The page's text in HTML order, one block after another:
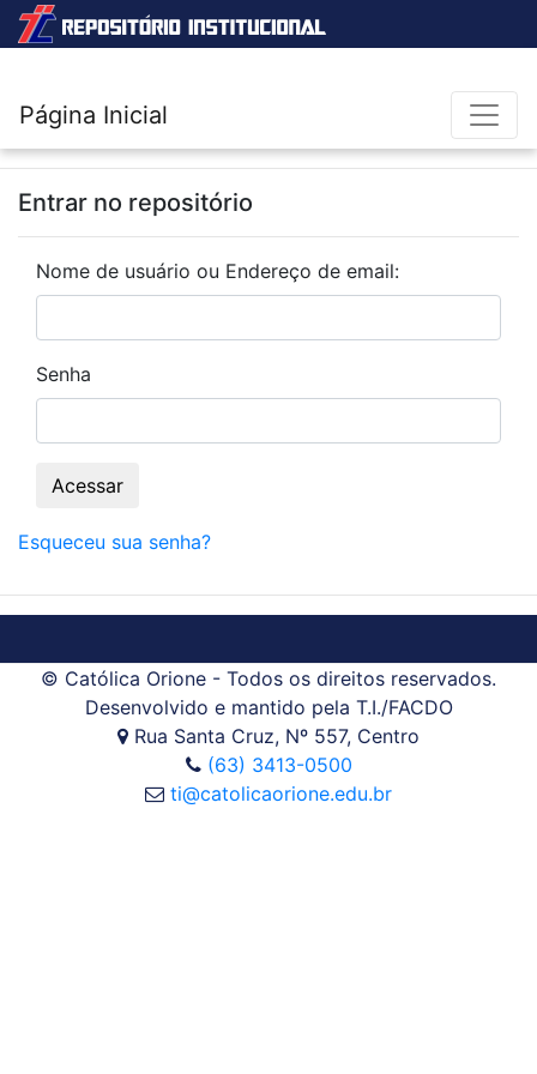
Página Inicial
Entrar no repositório
Nome de usuário ou Endereço de email:
Senha
Esqueceu sua senha?
© Católica Orione - Todos os direitos reservados.
Desenvolvido e mantido pela T.I./FACDO
Rua Santa Cruz, Nº 557, Centro
(63) 3413-0500
ti@catolicaorione.edu.br